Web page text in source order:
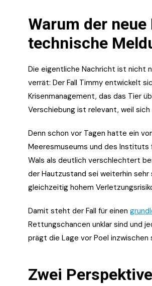
Warum der
technische
Die eigentliche Nachricht ist nicht
verrät: Der Fall Timmy entwickelt
Krisenmanagement, das das Tier
Verschiebung ist relevant, weil
Denn schon vor Tagen hatte ein
Meeresmuseums und des
Wals als deutlich verschlechtert
der Hautzustand sei weiterhin
gleichzeitig hohem
Damit steht der Fall für einen
Rettungschancen unklar sind und
prägt die Lage vor Poel
Zwei